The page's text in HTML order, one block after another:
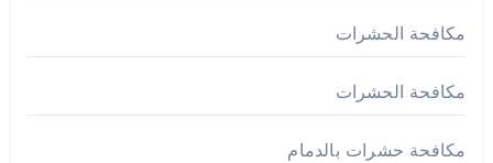
مكافحة الحشرات
مكافحة الحشرات
مكافحة حشرات بالدمام